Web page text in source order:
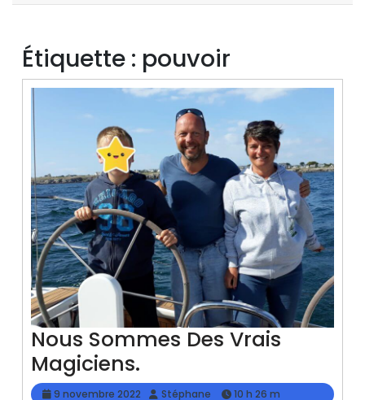
Étiquette : pouvoir
Nous Sommes Des Vrais
Magiciens.
Sommes
9 novembre 2022
9
Stéphane Stéphane
10 h 26 m